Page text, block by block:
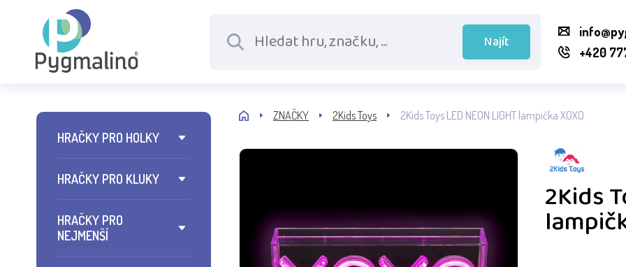
Najít
+420
HRAČKY PRO HOLKY
HRAČKY PRO KLUKY
HRAČKY PRO
NEJMENŠÍ
ZNAČKY 2Kids Toys 2Kids Toys LED NEON LIGHT lampička XOXO
2Kids